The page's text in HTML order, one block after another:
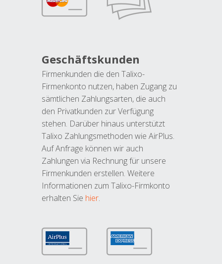
Geschäftskunden
Firmenkunden die den Talixo-
Firmenkonto nutzen, haben Zugang zu
sämtlichen Zahlungsarten, die auch
den Privatkunden zur Verfügung
stehen. Darüber hinaus unterstützt
Talixo Zahlungsmethoden wie AirPlus.
Auf Anfrage können wir auch
Zahlungen via Rechnung für unsere
Firmenkunden erstellen. Weitere
Informationen zum Talixo-Firmkonto
erhalten Sie hier.